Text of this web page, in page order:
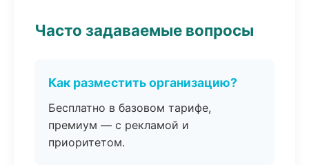
Часто задаваемые вопросы
Как разместить организацию?
Бесплатно в базовом тарифе,
премиум — с рекламой и
приоритетом.